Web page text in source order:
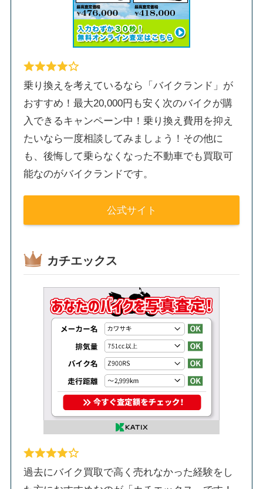
乗り換えを考えているなら「バイクランド」が
おすすめ！最大20,000円も安く次のバイクが購
入できるキャンペーン中！乗り換え費用を抑え
たいなら一度相談してみましょう！その他に
も、後悔して乗らなくなった不動車でも買取可
能なのがバイクランドです。
公式サイト
カチエックス
過去にバイク買取で高く売れなかった経験をし